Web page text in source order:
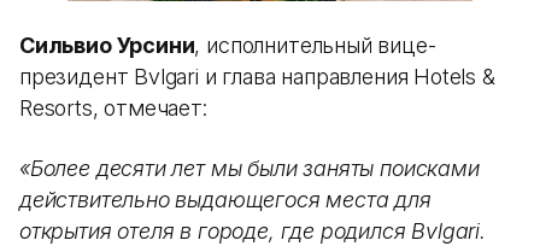
Сильвио Урсини, исполнительный вице-
президент Bvlgari и глава направления Hotels &
Resorts, отмечает:
«Более десяти лет мы были заняты поисками
действительно выдающегося места для
открытия отеля в городе, где родился Bvlgari.